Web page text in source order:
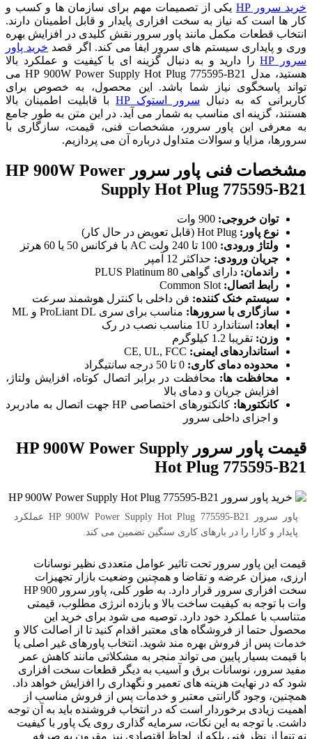
خرید سرور HP
یکی از تصمیمات مهم برای سازمان ها و کسب و
کار ها است که نیاز به سخت افزاری پایدار و قابل اطمینان دارند.
انتخاب قطعات مکمل مانند پاور سرور نقش کلیدی در افزایش بهره
وری و پایداری سیستم های سرور ایفا می کند. اگر قصد خرید پاور
سرور HP
را دارید و به دنبال گزینه ای با کیفیت و عملکرد بالا
هستید، مدل HP 900W Power Supply Hot Plug 775595-B21 می
تواند پاسخگوی نیاز شما باشد. این محصول، به خصوص برای
کاربرانی که به دنبال سرور استوک HP
با قابلیت اطمینان بالا
هستند، گزینه ای مناسب به شمار می آید. در این متن به طور جامع
به معرفی این پاور سرور، مشخصات فنی، قیمت، سازگاری با
سرورها، مزایا و سوالات متداول درباره آن می پردازیم.
مشخصات فنی پاور سرور HP 900W Power
Supply Hot Plug 775595-B21
توان خروجی:
نوع پاور:
ولتاژ ورودی:
جریان ورودی: حداکثر 12 آمپر
راندمان: دارای گواهی 80 PLUS Platinum
رابط اتصال: Common Slot
سیستم خنک کننده: فن داخلی با کنترل هوشمند سرعت
سازگاری با سرورها: مناسب برای سری ProLiant DL و ML
ابعاد: استاندارد 1U مناسب نصب در رک
وزن: تقریبا 1.2 کیلوگرم
استانداردهای ایمنی:
محدوده دمای کاری:
محافظت ها: محافظت در برابر اتصال کوتاه، افزایش ولتاژ،
افزایش جریان و دمای بالا
کانکتورها:
کانکتورهای اختصاصی HP جهت اتصال به مادربرد
و اجزای داخلی سرور
قیمت پاور سرور HP 900W Power Supply
Hot Plug 775595-B21
پاور سرور HP 900W Power Supply Hot Plug 775595-B21 عملکرد
پایدار و کارا را در بارهای کاری سنگین تضمین می کند.
قیمت این پاور سرور تحت تاثیر عوامل متعددی نظیر نوسانات
ارزی، میزان عرضه و تقاضا و همچنین وضعیت بازار تجهیزات
سخت افزاری سرور قرار دارد. به طور کلی، پاور سرور HP 900
وات با توجه به کیفیت ساخت بالا و بازده انرژی مطلوب، قیمتی
متناسب با عملکرد خود دارد. توصیه می شود برای خرید این
محصول حتما از فروشگاه های معتبر اقدام کنید تا از اصالت کالا و
خدمات پس از فروش بهره مند شوید. انتخاب پاورهای غیر اصلی یا
با قیمت بسیار پایین می تواند منجر به مشکلاتی مانند کاهش عمر
مفید سرور، نوسانات برق و آسیب به دیگر قطعات سخت افزاری
شود که در نهایت هزینه های تعمیر و نگهداری را افزایش خواهد داد.
همچنین، وجود گارانتی معتبر و خدمات پس از فروش مناسب از
اهمیت زیادی برخوردار است که در انتخاب فروشنده باید به آن توجه
داشت. با توجه به این نکات، سرمایه گذاری روی یک پاور با کیفیت
نه تنها از نظر فنی بلکه از لحاظ اقتصادی نیز مقرون به صرفه